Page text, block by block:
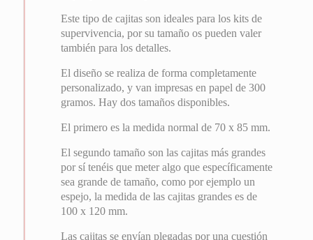
Este tipo de cajitas son ideales para los kits de
supervivencia, por su tamaño os pueden valer
también para los detalles.
El diseño se realiza de forma completamente
personalizado, y van impresas en papel de 300
gramos. Hay dos tamaños disponibles.
El primero es la medida normal de 70 x 85 mm.
El segundo tamaño son las cajitas más grandes
por sí tenéis que meter algo que específicamente
sea grande de tamaño, como por ejemplo un
espejo, la medida de las cajitas grandes es de
100 x 120 mm.
Las cajitas se envían plegadas por una cuestión